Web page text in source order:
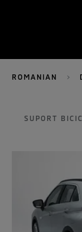
ROMANIAN
SUPORT